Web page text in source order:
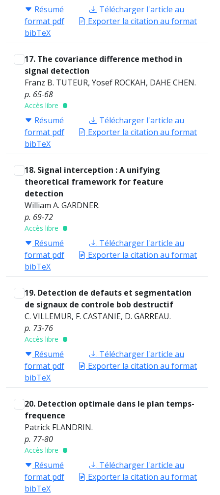
Résumé
Télécharger l'article au
format pdf
Exporter la citation au format
bibTeX
17. The covariance difference method in
signal detection
Franz B. TUTEUR, Yosef ROCKAH, DAHE CHEN.
p. 65-68
Accès libre
Résumé
Télécharger l'article au
format pdf
Exporter la citation au format
bibTeX
18. Signal interception : A unifying
theoretical framework for feature
detection
William A. GARDNER.
p. 69-72
Accès libre
Résumé
Télécharger l'article au
format pdf
Exporter la citation au format
bibTeX
19. Detection de defauts et segmentation
de signaux de controle bob destructif
C. VILLEMUR, F. CASTANIE, D. GARREAU.
p. 73-76
Accès libre
Résumé
Télécharger l'article au
format pdf
Exporter la citation au format
bibTeX
20. Detection optimale dans le plan temps-
frequence
Patrick FLANDRIN.
p. 77-80
Accès libre
Résumé
Télécharger l'article au
format pdf
Exporter la citation au format
bibTeX